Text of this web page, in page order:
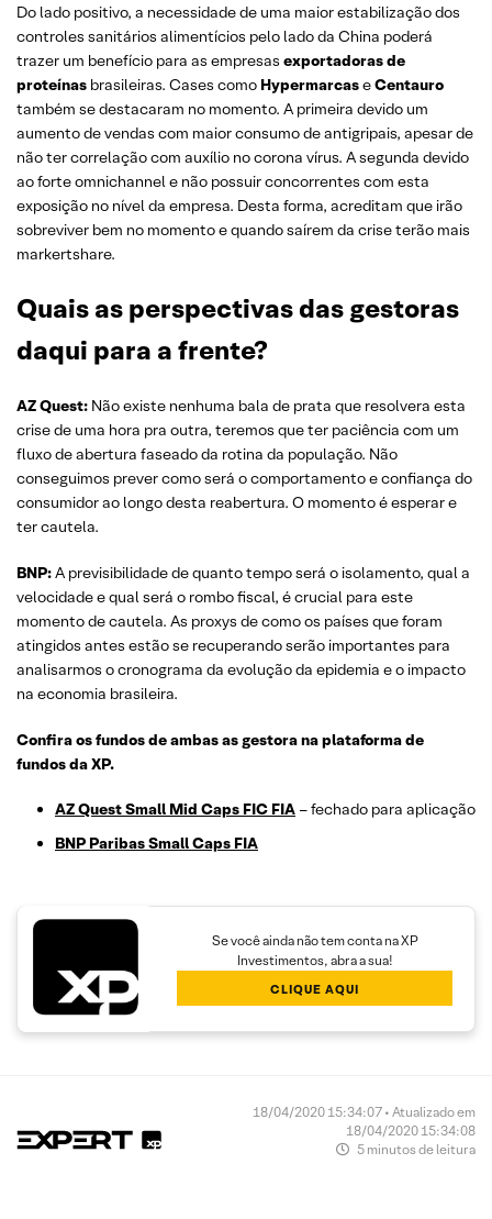
Do lado positivo, a necessidade de uma maior estabilização dos
controles sanitários alimentícios pelo lado da China poderá
trazer um benefício para as empresas exportadoras de
proteínas brasileiras. Cases como HypermarcaseCentauro
também se destacaram no momento. A primeira devido um
aumento de vendas com maior consumo de antigripais, apesar de
não ter correlação com auxílio no corona vírus. A segunda devido
ao forte omnichannel e não possuir concorrentes com esta
exposição no nível da empresa. Desta forma, acreditam que irão
sobreviver bem no momento e quando saírem da crise terão mais
markertshare.
Quais as perspectivas das gestoras
daqui para a frente?
AZ Quest: Não existe nenhuma bala de prata que resolvera esta
crise de uma hora pra outra, teremos que ter paciência com um
fluxo de abertura faseado da rotina da população. Não
conseguimos prever como será o comportamento e confiança do
consumidor ao longo desta reabertura. O momento é esperar e
ter cautela.
BNP:A previsibilidade de quanto tempo será o isolamento, qual a
velocidade e qual será o rombo fiscal, é crucial para este
momento de cautela. As proxys de como os países que foram
atingidos antes estão se recuperando serão importantes para
analisarmos o cronograma da evolução da epidemia e o impacto
na economia brasileira.
Confira os fundos de ambas as gestora na plataforma de
fundos da XP.
AZ Quest Small Mid Caps FIC FIA – fechado para aplicação
BNP Paribas Small Caps FIA
Se você ainda não tem conta na XP
Investimentos, abra a sua!
CLIQUE AQUI
18/04/2020 15:34:07 • Atualizado em
18/04/2020 15:34:08
5 minutos de leitura